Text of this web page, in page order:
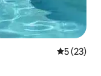
5 (23)